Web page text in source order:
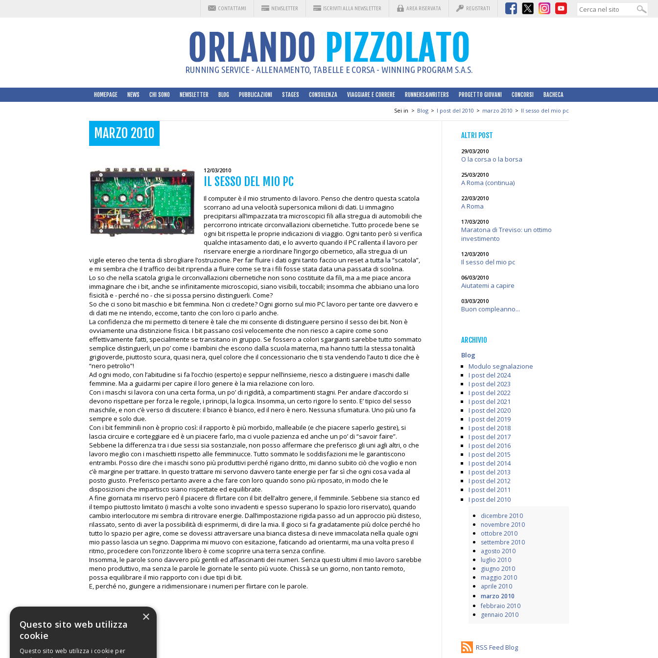
CONTATTAMI NEWSLETTER ISCRIVITI ALLA NEWSLETTER AREA RISERVATA REGISTRATI
RUNNING SERVICE - ALLENAMENTO, TABELLE E CORSA - WINNING PROGRAM S.A.S.
HOMEPAGE NEWS CHI SONO NEWSLETTER BLOG PUBBLICAZIONI STAGES CONSULENZA VIAGGIARE E CORRERE RUNNERS&WRITERS PROGETTO GIOVANI CONCORSI BACHECA
Sei in > Blog > I post del 2010 > marzo 2010 > Il sesso del mio pc
MARZO 2010
12/03/2010
IL SESSO DEL MIO PC
Il computer è il mio strumento di lavoro. Penso che dentro questa scatola
scorrano ad una velocità supersonica milioni di dati. Li immagino
precipitarsi all’impazzata tra microscopici fili alla stregua di automobili che
percorrono intricate circonvallazioni cibernetiche. Tutto procede bene se
ogni bit rispetta le proprie indicazioni di viaggio. Ogni tanto però si verifica
qualche intasamento dati, e lo avverto quando il PC rallenta il lavoro per
riservare energie a riordinare l’ingorgo cibernetico, alla stregua di un
vigile etereo che tenta di sbrogliare l’ostruzione. Per far fluire i dati ogni tanto faccio un reset a tutta la “scatola”,
e mi sembra che il traffico dei bit riprenda a fluire come se tra i fili fosse stata data una passata di sciolina.
Lo so che nella scatola grigia le circonvallazioni cibernetiche non sono costituite da fili, ma a me piace ancora
immaginare che i bit, anche se infinitamente microscopici, siano visibili, toccabili; insomma che abbiano una loro
fisicità e - perché no - che si possa persino distinguerli. Come?
So che ci sono bit maschio e bit femmina. Non ci credete? Ogni giorno sul mio PC lavoro per tante ore davvero e
di dati me ne intendo, eccome, tanto che con loro ci parlo anche.
La confidenza che mi permetto di tenere è tale che mi consente di distinguere persino il sesso dei bit. Non è
ovviamente una distinzione fisica. I bit passano così velocemente che non riesco a capire come sono
effettivamente fatti, specialmente se transitano in gruppo. Se fossero a colori sgargianti sarebbe tutto sommato
semplice distinguerli, un po’ come i bambini che escono dalla scuola materna, ma hanno tutti la stessa tonalità
grigioverde, piuttosto scura, quasi nera, quel colore che il concessionario che ti sta vendendo l’auto ti dice che è
“nero petrolio”!
Ad ogni modo, con l’abitudine si fa l’occhio (esperto) e seppur nell’insieme, riesco a distinguere i maschi dalle
femmine. Ma a guidarmi per capire il loro genere è la mia relazione con loro.
Con i maschi si lavora con una certa forma, un po’ di rigidità, a compartimenti stagni. Per andare d’accordo si
devono rispettare per forza le regole, i principi, la logica. Insomma, un certo rigore lo sento. E’ tipico del sesso
maschile, e non c’è verso di discutere: il bianco è bianco, ed il nero è nero. Nessuna sfumatura. Uno più uno fa
sempre e solo due.
Con i bit femminili non è proprio così: il rapporto è più morbido, malleabile (e che piacere saperlo gestire), si
lascia circuire e corteggiare ed è un piacere farlo, ma ci vuole pazienza ed anche un po’ di “savoir faire”.
Sebbene la differenza tra i due sessi sia sostanziale, non posso affermare che preferisco gli uni agli altri, o che
lavoro meglio con i maschietti rispetto alle femminucce. Tutto sommato le soddisfazioni me le garantiscono
entrambi. Posso dire che i maschi sono più produttivi perché rigano dritto, mi danno subito ciò che voglio e non
c’è margine per trattare. In questo trattare mi servono davvero tante energie per far sì che ogni cosa vada al
posto giusto. Preferisco pertanto avere a che fare con loro quando sono più riposato, in modo che le
disposizioni che impartisco siano rispettate ed equilibrate.
A fine giornata mi riservo però il piacere di flirtare con il bit dell’altro genere, il femminile. Sebbene sia stanco ed
il tempo piuttosto limitato (i maschi a volte sono invadenti e spesso superano lo spazio loro riservato), quando
cambio interlocutore mi sembra di ritrovare energie. Dall’impostazione rigida passo ad un approccio più disteso,
rilassato, sento di aver la possibilità di esprimermi, di dire la mia. Il gioco si fa gradatamente più dolce perché ho
tutto lo spazio per agire, come se dovessi attraversare una bianca distesa di neve immacolata nella quale ogni
mio passo lascia un segno. Dapprima mi muovo con esitazione, faticando ad orientarmi, ma una volta preso il
ritmo, procedere con l’orizzonte libero è come scoprire una terra senza confine.
Insomma, le parole sono davvero più gentili ed affascinanti dei numeri. Senza questi ultimi il mio lavoro sarebbe
meno produttivo, ma senza le parole le giornate le sento più vuote. Chissà se un giorno, non tanto remoto,
possa equilibrare il mio rapporto con i due tipi di bit.
E, perché no, giungere a ridimensionare i numeri per flirtare con le parole.
ALTRI POST
29/03/2010
O la corsa o la borsa
25/03/2010
A Roma (continua)
22/03/2010
A Roma
17/03/2010
Maratona di Treviso: un ottimo
investimento
12/03/2010
Il sesso del mio pc
06/03/2010
Aiutatemi a capire
03/03/2010
Buon compleanno...
ARCHIVIO
Blog
Modulo segnalazione
I post del 2024
I post del 2023
I post del 2022
I post del 2021
I post del 2020
I post del 2019
I post del 2018
I post del 2017
I post del 2016
I post del 2015
I post del 2014
I post del 2013
I post del 2012
I post del 2011
I post del 2010
dicembre 2010
novembre 2010
ottobre 2010
settembre 2010
agosto 2010
luglio 2010
giugno 2010
maggio 2010
aprile 2010
marzo 2010
febbraio 2010
gennaio 2010
RSS Feed Blog
×
Questo sito web utilizza
cookie
Questo sito web utilizza i cookie per